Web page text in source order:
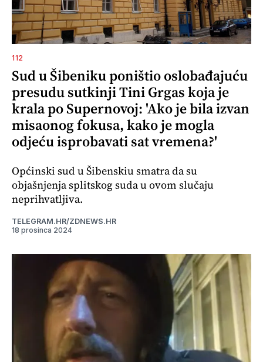
112
Sud u Šibeniku poništio oslobađajuću
presudu sutkinji Tini Grgas koja je
krala po Supernovoj: 'Ako je bila izvan
misaonog fokusa, kako je mogla
odjeću isprobavati sat vremena?'
Općinski sud u Šibenskiu smatra da su
objašnjenja splitskog suda u ovom slučaju
neprihvatljiva.
TELEGRAM.HR/ZDNEWS.HR
18 prosinca 2024